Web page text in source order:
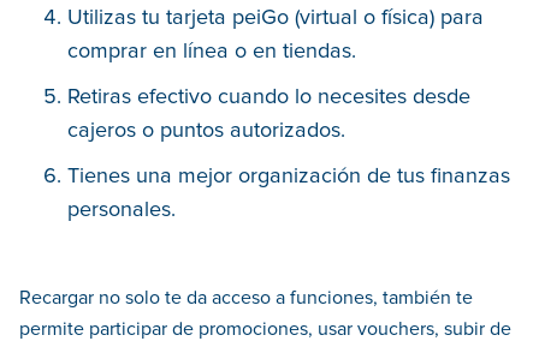
Utilizas tu tarjeta peiGo (virtual o física) para
comprar en línea o en tiendas.
Retiras efectivo cuando lo necesites desde
cajeros o puntos autorizados.
Tienes una mejor organización de tus finanzas
personales.
Recargar no solo te da acceso a funciones, también te
permite participar de promociones, usar vouchers, subir de